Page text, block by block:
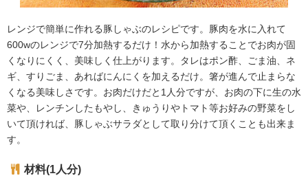
レンジで簡単に作れる豚しゃぶのレシピです。豚肉を水に入れて
600wのレンジで7分加熱するだけ！水から加熱することでお肉が固
くなりにくく、美味しく仕上がります。タレはポン酢、ごま油、ネ
ギ、すりごま、あればにんにくを加えるだけ。箸が進んで止まらな
くなる美味しさです。お肉だけだと1人分ですが、お肉の下に生の水
菜や、レンチンしたもやし、きゅうりやトマト等お好みの野菜をし
いて頂ければ、豚しゃぶサラダとして取り分けて頂くことも出来ま
す。
材料(1人分)